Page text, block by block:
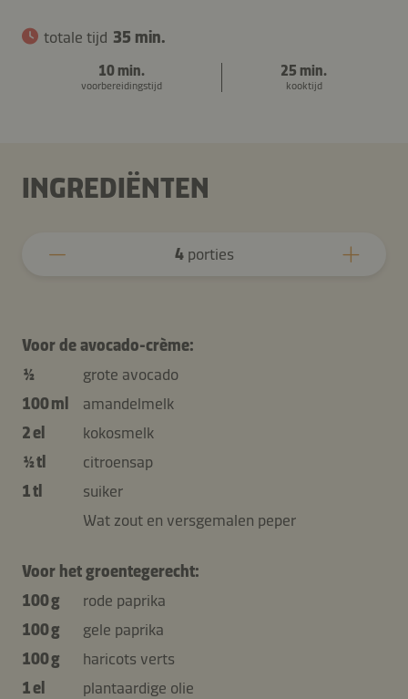
totale tijd 35 min.
10 min.
voorbereidingstijd
25 min.
kooktijd
INGREDIËNTEN
4porties
Voor de avocado-crème:
½
grote avocado
100 ml
amandelmelk
2 el
kokosmelk
½ tl
citroensap
1 tl
suiker
Wat zout en versgemalen peper
Voor het groentegerecht:
100 g
rode paprika
100 g
gele paprika
100 g
haricots verts
1 el
plantaardige olie